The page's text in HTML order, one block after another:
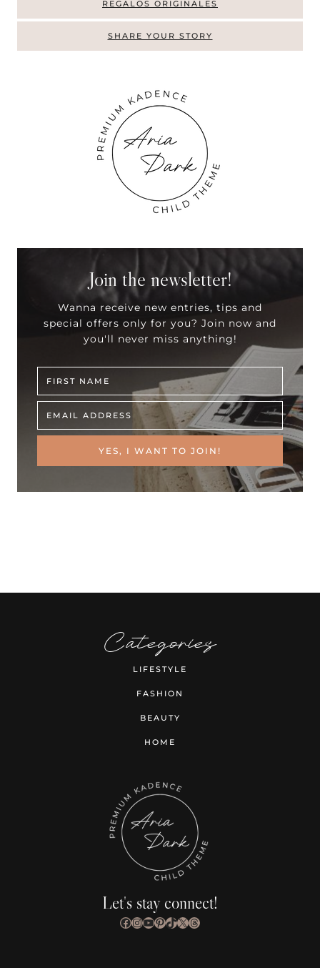
REGALOS ORIGINALES
SHARE YOUR STORY
Join the newsletter!
Wanna receive new entries, tips and
special offers only for you? Join now and
you'll never miss anything!
YES, I WANT TO JOIN!
Categories
LIFESTYLE
FASHION
BEAUTY
HOME
Let's stay connect!
Facebook
Instagram
YouTube
Pinterest
TikTok
X Threads